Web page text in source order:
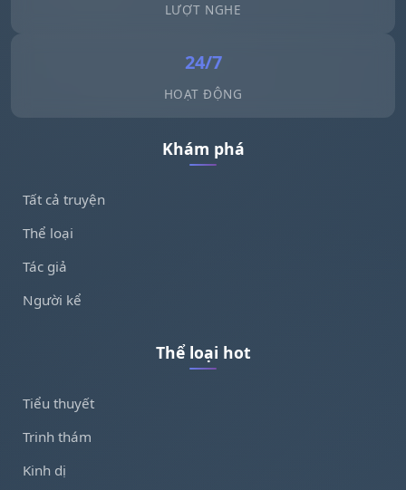
LƯỢT NGHE
24/7
HOẠT ĐỘNG
Khám phá
Tất cả truyện
Thể loại
Tác giả
Người kể
Thể loại hot
Tiểu thuyết
Trinh thám
Kinh dị